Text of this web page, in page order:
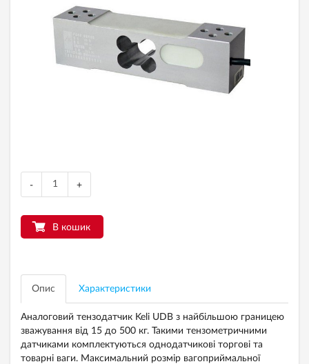
- +
В кошик
Опис Характеристики
Аналоговий тензодатчик Keli UDB з найбільшою границею
зважування від 15 до 500 кг. Такими тензометричними
датчиками комплектуються однодатчикові торгові та
товарні ваги. Максимальний розмір вагоприймальної